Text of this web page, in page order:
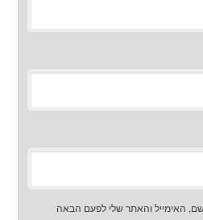
האימייל והאתר שלי לפעם הבאה